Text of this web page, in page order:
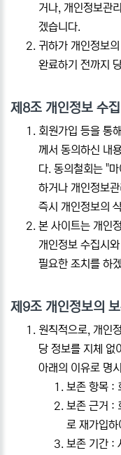
거나, 개인정보관
겠습니다.
귀하가 개인정보
완료하기 전까지
제8조 개인정보 수
회원가입 등을 통
께서 동의하신 내
다. 동의철회는 "
하거나 개인정보
즉시 개인정보의
본 사이트는 개인
개인정보 수집시
필요한 조치를 하
제9조 개인정보의
원칙적으로, 개인
당 정보를 지체 없
아래의 이유로 명
보존 항목 :
보존 근거 :
로 재가입
보존 기간 :